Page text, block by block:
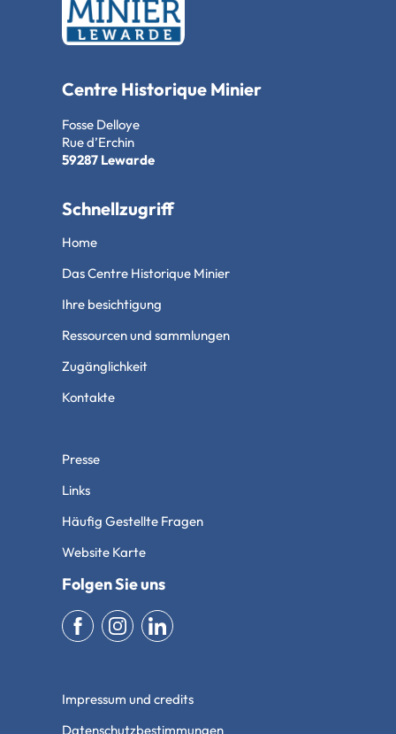
Centre Historique Minier
Fosse Delloye
Rue d’Erchin
59287 Lewarde
Schnellzugriff
Home
Das Centre Historique Minier
Ihre besichtigung
Ressourcen und sammlungen
Zugänglichkeit
Kontakte
Presse
Links
Häufig Gestellte Fragen
Website Karte
Folgen Sie uns
Impressum und credits
Datenschutzbestimmungen